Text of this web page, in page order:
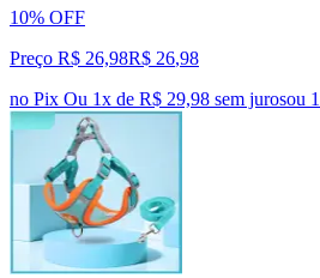
10% OFF
Preço R$ 26,98R$ 26,98
no Pix Ou 1x de R$ 29,98 sem jurosou 1